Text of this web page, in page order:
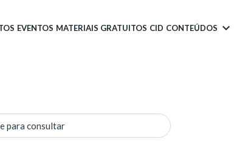
EVENTOS MATERIAIS GRATUITOS CID CONTEÚDOS
para consultar